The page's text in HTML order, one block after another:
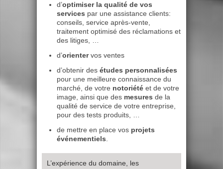
d’optimiser la qualité de vos
services par une assistance clients:
conseils, service après-vente,
traitement optimisé des réclamations et
des litiges, …
d’orientervos ventes
d’obtenir des études personnalisées
pour une meilleure connaissance du
marché, de votre notoriété et de votre
image, ainsi que des mesures de la
qualité de service de votre entreprise,
pour des tests produits, …
de mettre en place vos projets
événementiels
L’expérience du domaine, les